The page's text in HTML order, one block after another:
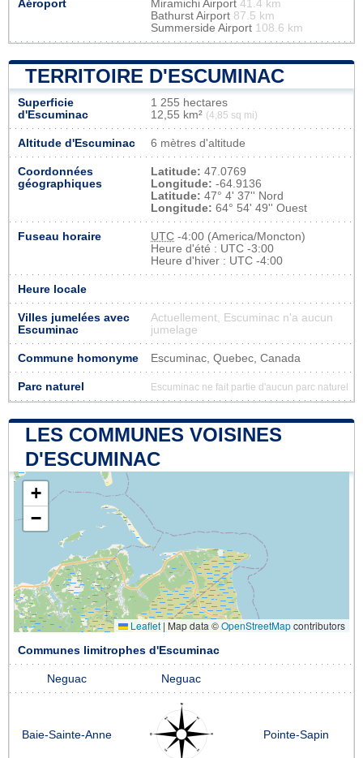
Aéroport Miramichi Airport 41.4 km
Bathurst Airport 87.5 km
Summerside Airport 108.6 km
TERRITOIRE D'ESCUMINAC
Superficie
d'Escuminac
1 255 hectares
12,55 km² (4,85 sq mi)
Altitude d'Escuminac 6 mètres d'altitude
Coordonnées
géographiques
Latitude: 47.0769
Longitude: -64.9136
Latitude: 47° 4' 37'' Nord
Longitude: 64° 54' 49'' Ouest
Fuseau horaire UTC -4:00 (America/Moncton)
Heure d'été : UTC -3:00
Heure d'hiver : UTC -4:00
Heure locale
Villes jumelées avec
Escuminac
Actuellement, Escuminac n'a aucun
jumelage
Commune homonyme Escuminac, Quebec, Canada
Parc naturel Escuminac ne fait partie d'aucun parc naturel
LES COMMUNES VOISINES
D'ESCUMINAC
+
−
Leaflet|Map data ©OpenStreetMapcontributors
Communes limitrophes d'Escuminac
Neguac Neguac
Baie-Sainte-Anne Pointe-Sapin